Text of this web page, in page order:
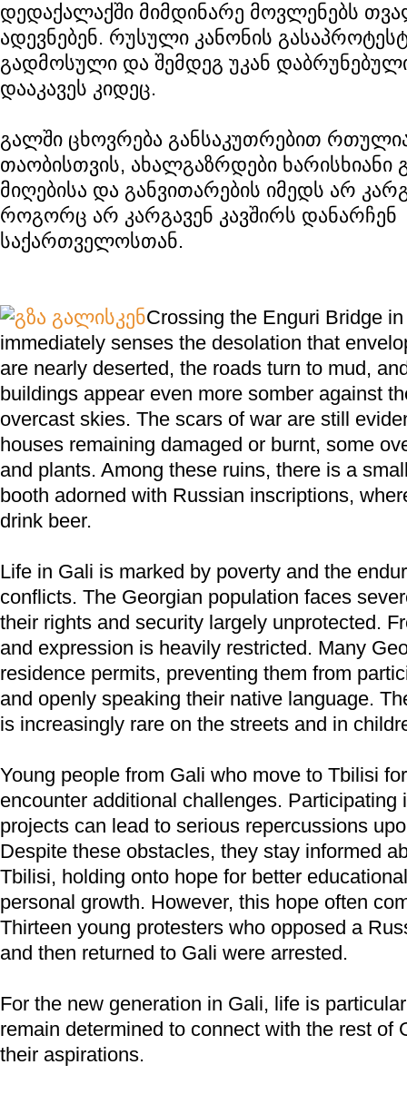
დედაქალაქში მიმდინარე მოვლენებს
ადევნებენ. რუსული კანონის
გადმოსული და შემდეგ უკან
დააკავეს კიდეც.
გალში ცხოვრება განსაკუთრებით
თაობისთვის, ახალგაზრდები ხარისხიანი
მიღებისა და განვითარების იმედს არ
როგორც არ კარგავენ კავშირს დანარჩენ
საქართველოსთან.
Crossing the Enguri Bridge
immediately senses the desolation that
are nearly deserted, the roads turn to mud,
buildings appear even more somber against
overcast skies. The scars of war are still
houses remaining damaged or burnt, some
and plants. Among these ruins, there is a
booth adorned with Russian inscriptions,
drink beer.
Life in Gali is marked by poverty and the
conflicts. The Georgian population faces
their rights and security largely unprotected.
and expression is heavily restricted. Many
residence permits, preventing them from
and openly speaking their native language.
is increasingly rare on the streets and in
Young people from Gali who move to Tbilisi
encounter additional challenges. Participating
projects can lead to serious repercussions
Despite these obstacles, they stay informed
Tbilisi, holding onto hope for better
personal growth. However, this hope often
Thirteen young protesters who opposed a
and then returned to Gali were arrested.
For the new generation in Gali, life is
remain determined to connect with the rest of
their aspirations.